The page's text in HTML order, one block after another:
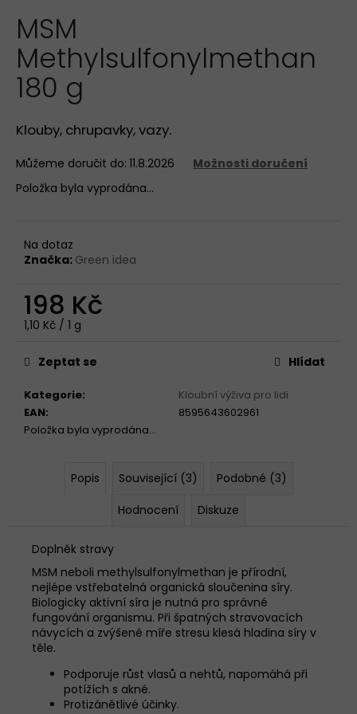
produktu
je
0,0
5
hvězdiček.
MSM
Methylsulfonylmethan
180 g
Klouby, chrupavky, vazy.
Můžeme doručit do: 11.8.2026
Možnosti doručení
Položka byla vyprodána…
Na dotaz
Značka: Green idea
198 Kč
Měrná
1,10 Kč / 1 g
Kategorie:
Kloubní výživa pro lidi
EAN:
8595643602961
Položka byla vyprodána…
Zeptat se Hlídat
Popis Související (3)
Podobné (3)
Hodnocení
Diskuze
Doplněk stravy
MSM neboli methylsulfonylmethan je přírodní,
nejlépe vstřebatelná organická sloučenina síry.
Biologicky aktivní síra je nutná pro správné
fungování organismu. Při špatných stravovacích
návycích a zvýšené míře stresu klesá hladina síry v
těle.
Podporuje růst vlasů a nehtů, napomáhá při
potížích s akné.
Protizánětlivé účinky.
a
j
í
t
?
HLEDAT
D
e
m
520
Kč